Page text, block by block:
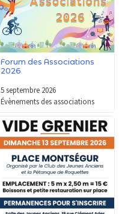
Forum des Associations
2026
5 septembre 2026
Évènements des associations